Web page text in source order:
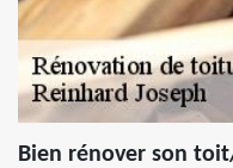
Bien rénover son